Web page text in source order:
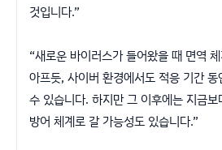
것입니다.”
“새로운 바이러스가 들어왔을 때 면역
아프듯, 사이버 환경에서도 적응 기간
수 있습니다. 하지만 그 이후에는 지금
방어 체계로 갈 가능성도 있습니다.”